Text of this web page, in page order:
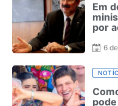
Em
por
6